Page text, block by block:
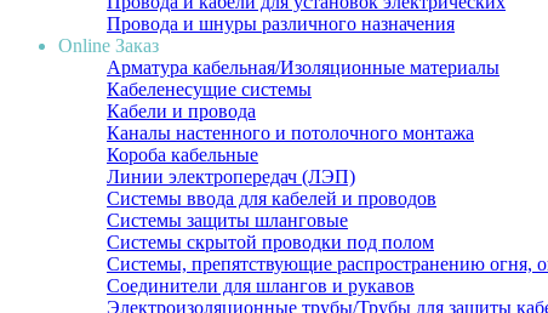
Провода и шнуры различного назначения
Online Заказ
Арматура кабельная/Изоляционные материалы
Кабеленесущие системы
Кабели и провода
Каналы настенного и потолочного монтажа
Короба кабельные
Линии электропередач (ЛЭП)
Системы ввода для кабелей и проводов
Системы защиты шланговые
Системы скрытой проводки под полом
Системы, препятствующие распространению огня,
Соединители для шлангов и рукавов
Электроизоляционные трубы/Трубы для защиты